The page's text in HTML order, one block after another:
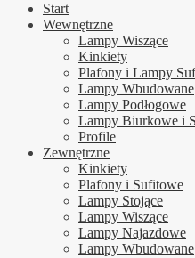
Start
Wewnętrzne
Lampy Wiszące
Kinkiety
Plafony i Lampy
Lampy Wbudowane
Lampy Podłogowe
Lampy Biurkowe i
Profile
Zewnętrzne
Kinkiety
Plafony i Sufitowe
Lampy Stojące
Lampy Wiszące
Lampy Najazdowe
Lampy Wbudowane